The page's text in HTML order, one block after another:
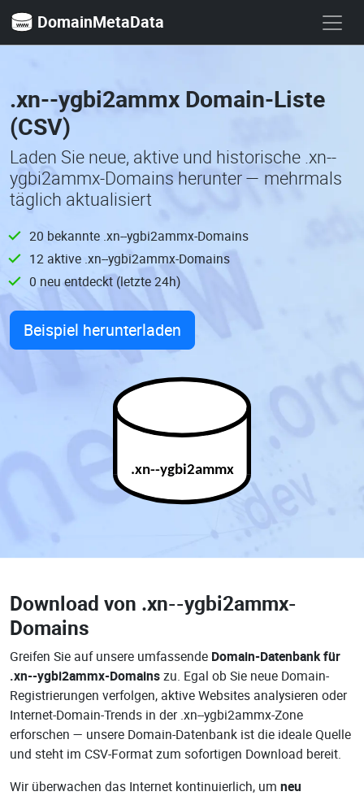
DomainMetaData
.xn--ygbi2ammx Domain-Liste
(CSV)
Laden Sie neue, aktive und historische .xn--
ygbi2ammx-Domains herunter — mehrmals
täglich aktualisiert
20 bekannte .xn--ygbi2ammx-Domains
12 aktive .xn--ygbi2ammx-Domains
0 neu entdeckt (letzte 24h)
Beispiel herunterladen
.xn--ygbi2ammx
Download von .xn--ygbi2ammx-
Domains
Greifen Sie auf unsere umfassende Domain-Datenbank für
.xn--ygbi2ammx-Domainszu. Egal ob Sie neue Domain-
Registrierungen verfolgen, aktive Websites analysieren oder
Internet-Domain-Trends in der .xn--ygbi2ammx-Zone
erforschen — unsere Domain-Datenbank ist die ideale Quelle
und steht im CSV-Format zum sofortigen Download bereit.
Wir überwachen das Internet kontinuierlich, um neu